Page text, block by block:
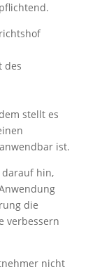
des
stellt es
ist.
hin,
die
verbessern
nicht